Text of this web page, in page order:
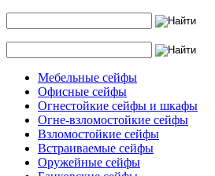
Мебельные сейфы
Офисные сейфы
Огнестойкие сейфы и шкафы
Огне-взломостойкие сейфы
Взломостойкие сейфы
Встраиваемые сейфы
Оружейные сейфы